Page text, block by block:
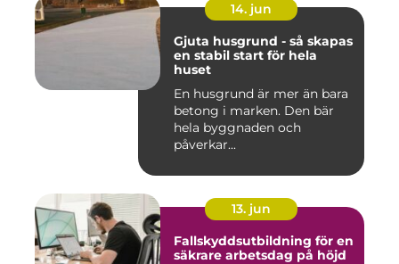
14. jun
Gjuta husgrund - så skapas
en stabil start för hela
huset
En husgrund är mer än bara
betong i marken. Den bär
hela byggnaden och
påverkar...
13. jun
Fallskyddsutbildning för en
säkrare arbetsdag på höjd